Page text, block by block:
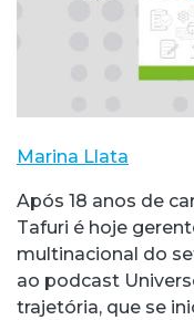
Marina Llata
Após 18 anos de
Tafuri é hoje
multinacional do
ao podcast
trajetória, que se